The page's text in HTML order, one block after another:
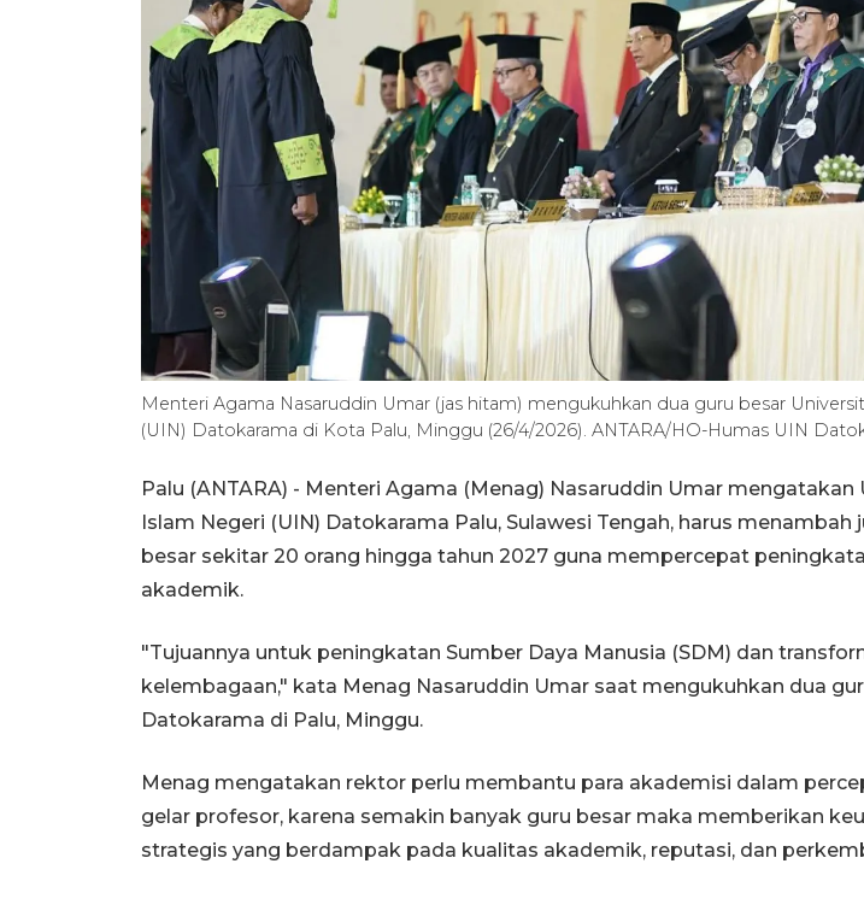
Menteri Agama Nasaruddin Umar (jas hitam) mengukuhkan dua guru besar
(UIN) Datokarama di Kota Palu, Minggu (26/4/2026). ANTARA/HO-Humas UIN
Palu (ANTARA) - Menteri Agama (Menag) Nasaruddin Umar mengatakan
Islam Negeri (UIN) Datokarama Palu, Sulawesi Tengah, harus menambah
besar sekitar 20 orang hingga tahun 2027 guna mempercepat
akademik.
"Tujuannya untuk peningkatan Sumber Daya Manusia (SDM) dan
kelembagaan," kata Menag Nasaruddin Umar saat mengukuhkan dua
Datokarama di Palu, Minggu.
Menag mengatakan rektor perlu membantu para akademisi dalam
gelar profesor, karena semakin banyak guru besar maka memberikan
strategis yang berdampak pada kualitas akademik, reputasi, dan